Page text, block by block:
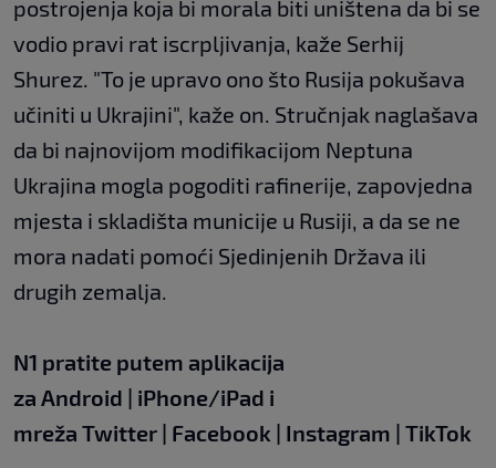
postrojenja koja bi morala biti uništena da bi se
vodio pravi rat iscrpljivanja, kaže Serhij
Shurez. "To je upravo ono što Rusija pokušava
učiniti u Ukrajini", kaže on. Stručnjak naglašava
da bi najnovijom modifikacijom Neptuna
Ukrajina mogla pogoditi rafinerije, zapovjedna
mjesta i skladišta municije u Rusiji, a da se ne
mora nadati pomoći Sjedinjenih Država ili
drugih zemalja.
N1 pratite putem aplikacija
za Android | iPhone/iPad i
mreža Twitter | Facebook | Instagram | TikTok